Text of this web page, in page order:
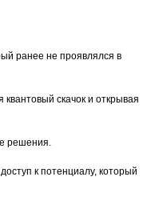
ранее не проявлялся в
скачок и открывая
решения.
к потенциалу, который